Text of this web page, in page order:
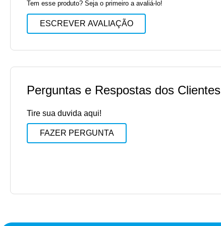
Tem esse produto? Seja o primeiro a avaliá-lo!
ESCREVER AVALIAÇÃO
Perguntas e Respostas dos Clientes
Tire sua duvida aqui!
FAZER PERGUNTA